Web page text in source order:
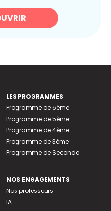
LES PROGRAMMES
Programme de 6ème
Programme de 5ème
Programme de 4ème
Programme de 3ème
Programme de Seconde
NOS ENGAGEMENTS
Nos professeurs
IA